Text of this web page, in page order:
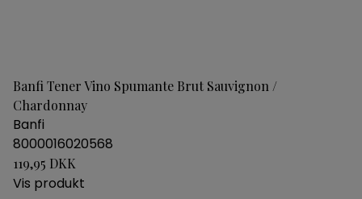
Banfi Tener Vino Spumante Brut Sauvignon /
Chardonnay
Banfi
8000016020568
119,95 DKK
Vis produkt